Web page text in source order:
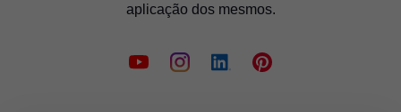
aplicação dos mesmos.